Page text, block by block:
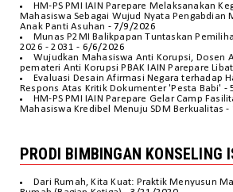
HM-PS PMI IAIN Parepare Melaksanakan
Mahasiswa Sebagai Wujud Nyata Pengabdian
Anak Panti Asuhan - 7/9/2026
Munas P2MI Balikpapan Tuntaskan
2026 - 2031 - 6/6/2026
Wujudkan Mahasiswa Anti Korupsi, Dosen
pemateri Anti Korupsi PBAK IAIN Parepare
Evaluasi Desain Afirmasi Negara terhadap
Respons Atas Kritik Dokumenter 'Pesta Babi' -
HM-PS PMI IAIN Parepare Gelar Camp
Mahasiswa Kredibel Menuju SDM Berkualitas -
PRODI BIMBINGAN KONSELING
Dari Rumah, Kita Kuat: Praktik Menyusun